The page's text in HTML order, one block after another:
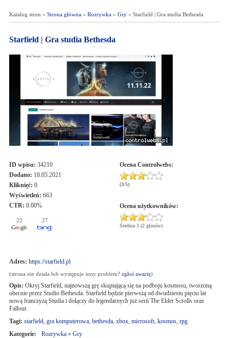
Katalog stron » Strona główna» Rozrywka» Gry» Starfield | Gra studia Bethesda
Starfield | Gra studia Bethesda
ID wpisu: 34210
Dodano: 18.05.2021
Kliknięć: 0
Wyświetleń: 663
CTR: 0.00%
22 27
Ocena Controlwebs:
(3/5)
Ocena użytkowników:
Średnia 3 (2 głosów)
Adres: https://starfield.pl
(strona nie działa lub występuje inny problem? zgłoś awarię)
Opis: Okryj Starfield, najnowszą grę skupiającą się na podboju kosmosu, tworzoną
obecnie przez Studio Bethesda. Starfield będzie pierwszą od dwudziestu pięciu lat
nową franczyzą Studia i dołączy do legendarnych już serii The Elder Scrolls oraz
Fallout.
Tagi: starfield, gra komputerowa, bethesda, xbox, microsoft, kosmos, rpg
Kategorie:
Rozrywka» Gry